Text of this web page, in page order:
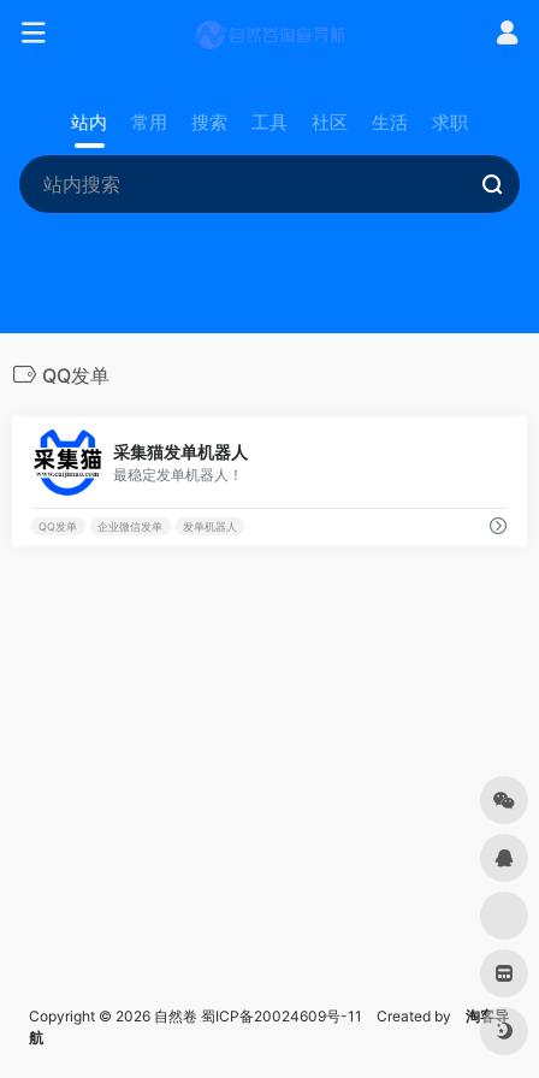
站内 常用 搜索 工具 社区 生活 求职
QQ发单
采集猫发单机器人
最稳定发单机器人！
QQ发单 企业微信发单 发单机器人
Copyright © 2026 自然卷 蜀ICP备20024609号-11 Created by
淘客导
航